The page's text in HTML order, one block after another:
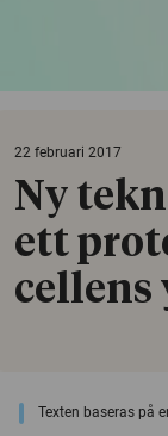
22 februari 2017
Ny
ett
cellens
Texten baseras på